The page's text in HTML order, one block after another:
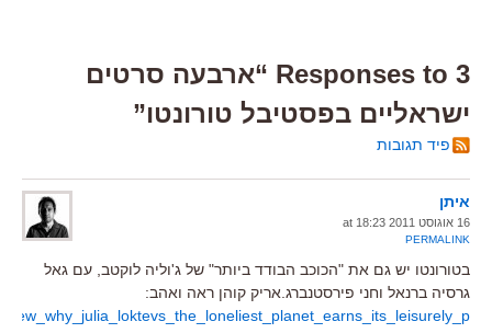
3 Responses to “ארבעה סרטים
ישראליים בפסטיבל טורונטו”
פיד תגובות
איתן
16 אוגוסט 2011 at 18:23
PERMALINK
בטורונטו יש גם את "הכוכב הבודד ביותר" של ג'וליה לוקטב, עם גאל
גרסיה ברנאל וחני פירסטנברג.אריק קוהן ראה ואהב: